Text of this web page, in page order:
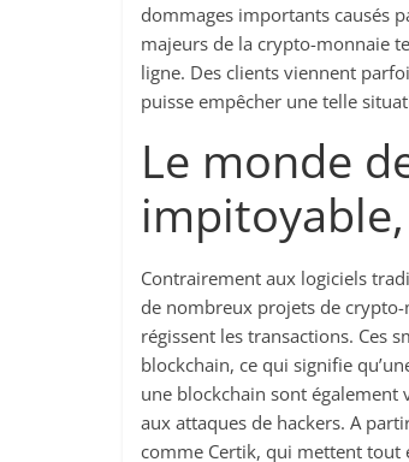
dommages importants causés
majeurs de la crypto-monnaie
ligne. Des clients viennent
puisse empêcher une telle
Le monde
Contrairement aux logiciels
de nombreux projets de
régissent les transactions. Ces
blockchain, ce qui signifie
une blockchain sont
aux attaques de hackers. A
comme Certik, qui mettent tout